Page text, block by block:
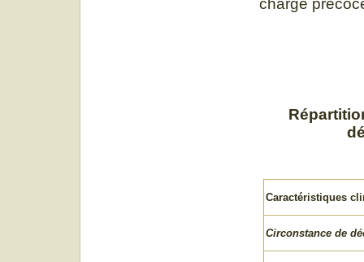
charge
Caractéristiques
Circonstance de